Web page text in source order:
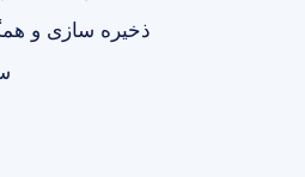
ذخیره سازی و